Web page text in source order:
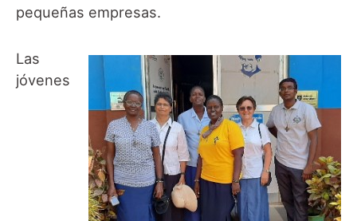
pequeñas empresas.
Las
jóvenes